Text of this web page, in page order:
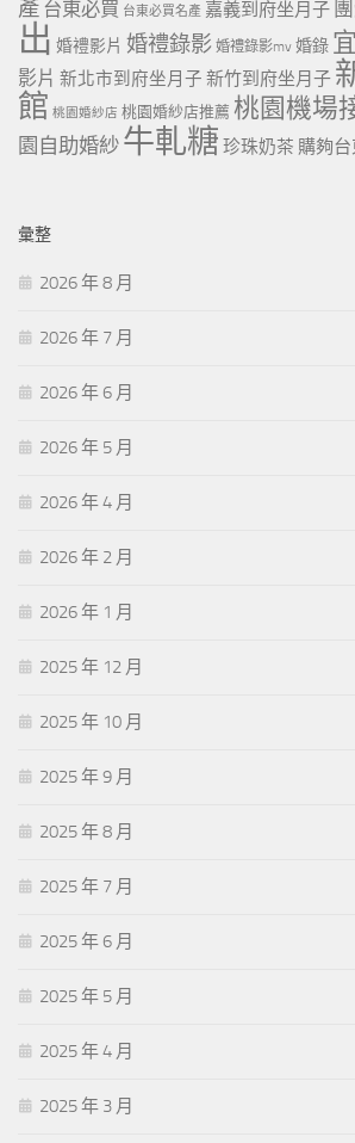
產 台東必買 台東必買名產 嘉義到府坐月子
出 婚禮影片 婚禮錄影 婚禮錄影mv 婚錄
影片 新北市到府坐月子 新竹到府坐月子
館 桃園婚紗店 桃園婚紗店推薦 桃園機場
園自助婚紗 牛軋糖 珍珠奶茶 購夠
彙整
2026 年 8 月
2026 年 7 月
2026 年 6 月
2026 年 5 月
2026 年 4 月
2026 年 2 月
2026 年 1 月
2025 年 12 月
2025 年 10 月
2025 年 9 月
2025 年 8 月
2025 年 7 月
2025 年 6 月
2025 年 5 月
2025 年 4 月
2025 年 3 月